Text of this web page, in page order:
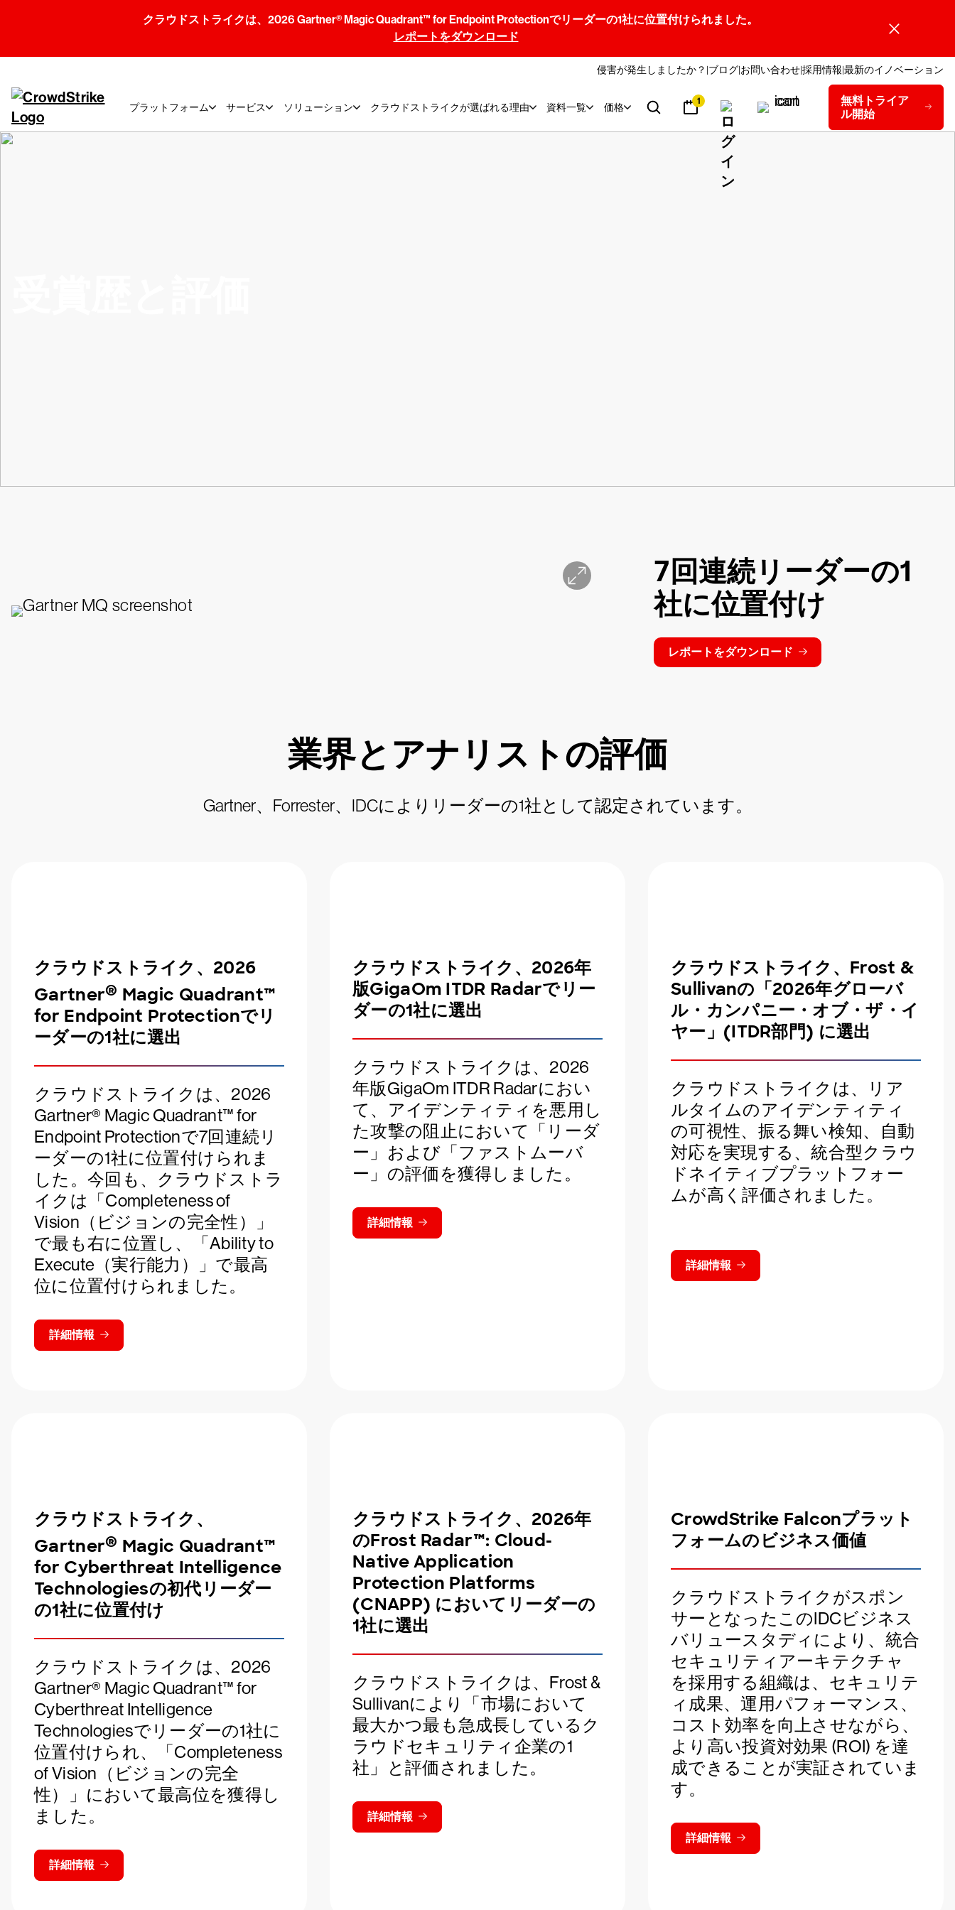
クラウドストライクは、2026 Gartner® Magic Quadrant™ for Endpoint Protectionでリーダーの1社に位置付けられました。
レポートをダウンロード
侵害が発生しましたか？ ブログ お問い合わせ採用情報 最新のイノベーション
プラットフォーム サービス ソリューション クラウドストライクが選ばれる理由 資料一覧 価格 1
無料トライア
ル開始
7回連続リーダーの1
社に位置付け
レポートをダウンロード
業界とアナリストの評価
Gartner、Forrester、IDCによりリーダーの1社として認定されています。
クラウドストライク、2026
Gartner® Magic Quadrant™
for Endpoint Protectionでリ
ーダーの1社に選出
クラウドストライクは、2026
Gartner® Magic Quadrant™ for
Endpoint Protectionで7回連続リ
ーダーの1社に位置付けられま
した。今回も、クラウドストラ
イクは「Completeness of
Vision（ビジョンの完全性）」
で最も右に位置し、「Ability to
Execute（実行能力）」で最高
位に位置付けられました。
詳細情報
クラウドストライク、2026年
版GigaOm ITDR Radarでリー
ダーの1社に選出
クラウドストライクは、2026
年版GigaOm ITDR Radarにおい
て、アイデンティティを悪用し
た攻撃の阻止において「リーダ
ー」および「ファストムーバ
ー」の評価を獲得しました。
詳細情報
クラウドストライク、Frost &
Sullivanの「2026年グローバ
ル・カンパニー・オブ・ザ・イ
ヤー」(ITDR部門) に選出
クラウドストライクは、リア
ルタイムのアイデンティティ
の可視性、振る舞い検知、自動
対応を実現する、統合型クラウ
ドネイティブプラットフォー
ムが高く評価されました。
詳細情報
クラウドストライク、
Gartner® Magic Quadrant™
for Cyberthreat Intelligence
Technologiesの初代リーダー
の1社に位置付け
クラウドストライクは、2026
Gartner® Magic Quadrant™ for
Cyberthreat Intelligence
Technologiesでリーダーの1社に
位置付けられ、「Completeness
of Vision（ビジョンの完全
性）」において最高位を獲得し
ました。
詳細情報
クラウドストライク、2026年
のFrost Radar™: Cloud-
Native Application
Protection Platforms
(CNAPP) においてリーダーの
1社に選出
クラウドストライクは、Frost &
Sullivanにより「市場において
最大かつ最も急成長しているク
ラウドセキュリティ企業の1
社」と評価されました。
詳細情報
CrowdStrike Falconプラット
フォームのビジネス価値
クラウドストライクがスポン
サーとなったこのIDCビジネス
バリュースタディにより、統合
セキュリティアーキテクチャ
を採用する組織は、セキュリテ
ィ成果、運用パフォーマンス、
コスト効率を向上させながら、
より高い投資対効果 (ROI) を達
成できることが実証されていま
す。
詳細情報